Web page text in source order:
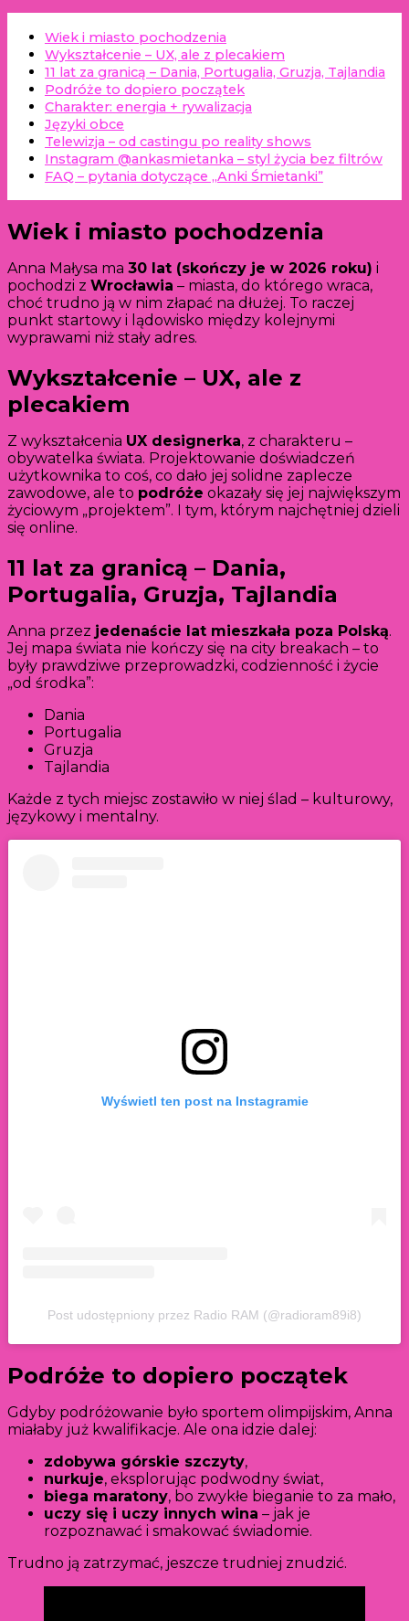
Wiek i miasto pochodzenia
Wykształcenie – UX, ale z plecakiem
11 lat za granicą – Dania, Portugalia, Gruzja, Tajlandia
Podróże to dopiero początek
Charakter: energia + rywalizacja
Języki obce
Telewizja – od castingu po reality shows
Instagram @ankasmietanka – styl życia bez filtrów
FAQ – pytania dotyczące „Anki Śmietanki”
Wiek i miasto pochodzenia
Anna Małysa ma 30 lat (skończy je w 2026 roku) i
pochodzi z Wrocławia – miasta, do którego wraca,
choć trudno ją w nim złapać na dłużej. To raczej
punkt startowy i lądowisko między kolejnymi
wyprawami niż stały adres.
Wykształcenie – UX, ale z
plecakiem
Z wykształcenia UX designerka, z charakteru –
obywatelka świata. Projektowanie doświadczeń
użytkownika to coś, co dało jej solidne zaplecze
zawodowe, ale to podróże okazały się jej największym
życiowym „projektem”. I tym, którym najchętniej dzieli
się online.
11 lat za granicą – Dania,
Portugalia, Gruzja, Tajlandia
Anna przez jedenaście lat mieszkała poza Polską.
Jej mapa świata nie kończy się na city breakach – to
były prawdziwe przeprowadzki, codzienność i życie
„od środka”:
Dania
Portugalia
Gruzja
Tajlandia
Każde z tych miejsc zostawiło w niej ślad – kulturowy,
językowy i mentalny.
Wyświetl ten post na Instagramie
Post udostępniony przez Radio RAM (@radioram89i8)
Podróże to dopiero początek
Gdyby podróżowanie było sportem olimpijskim, Anna
miałaby już kwalifikacje. Ale ona idzie dalej:
zdobywa górskie szczyty,
nurkuje, eksplorując podwodny świat,
biega maratony, bo zwykłe bieganie to za mało,
uczy się i uczy innych wina – jak je
rozpoznawać i smakować świadomie.
Trudno ją zatrzymać, jeszcze trudniej znudzić.